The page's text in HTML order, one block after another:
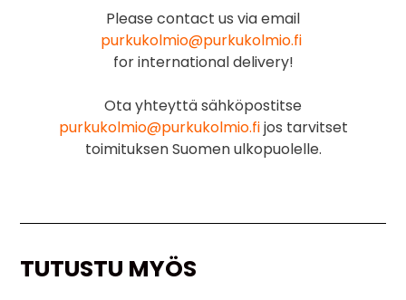
Please contact us via email
purkukolmio@purkukolmio.fi
for international delivery!
Ota yhteyttä sähköpostitse
purkukolmio@purkukolmio.fijos tarvitset
toimituksen Suomen ulkopuolelle.
TUTUSTU MYÖS